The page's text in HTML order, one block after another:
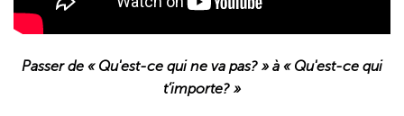
Passer de « Qu'est-ce qui ne va pas? » à « Qu'est-ce qui
t’importe? »